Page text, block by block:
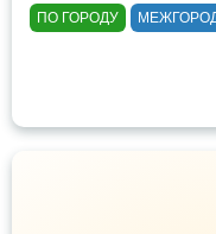
ПО ГОРОДУ